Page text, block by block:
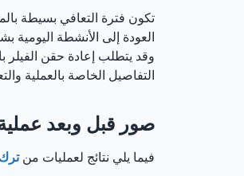
تكون فترة التعافي بسيطة
العودة إلى الأنشطة اليومية
وقد يتطلب إعادة حقن الفيلر
التفاصيل الخاصة بالعملية
صور قبل وبعد عملية
فيما يلي نتائج لعمليات من